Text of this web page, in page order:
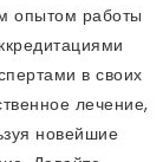
опытом работы
в своих
лечение,
новейшие